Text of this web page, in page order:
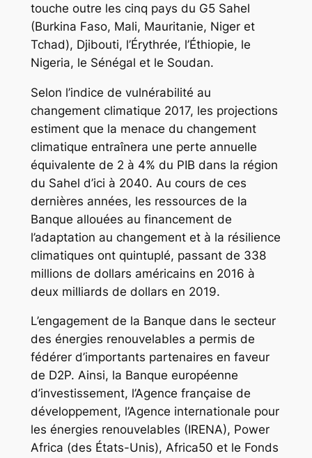
touche outre les cinq pays du G5 Sahel
(Burkina Faso, Mali, Mauritanie, Niger et
Tchad), Djibouti, l’Érythrée, l’Éthiopie, le
Nigeria, le Sénégal et le Soudan.
Selon l’indice de vulnérabilité au
changement climatique 2017, les projections
estiment que la menace du changement
climatique entraînera une perte annuelle
équivalente de 2 à 4% du PIB dans la région
du Sahel d’ici à 2040. Au cours de ces
dernières années, les ressources de la
Banque allouées au financement de
l’adaptation au changement et à la résilience
climatiques ont quintuplé, passant de 338
millions de dollars américains en 2016 à
deux milliards de dollars en 2019.
L’engagement de la Banque dans le secteur
des énergies renouvelables a permis de
fédérer d’importants partenaires en faveur
de D2P. Ainsi, la Banque européenne
d’investissement, l’Agence française de
développement, l’Agence internationale pour
les énergies renouvelables (IRENA), Power
Africa (des États-Unis), Africa50 et le Fonds